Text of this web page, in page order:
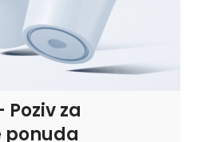
za
ponuda